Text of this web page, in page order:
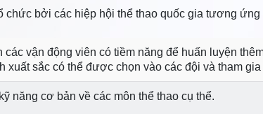
chức bởi các hiệp hội thể thao quốc gia tương
các vận động viên có tiềm năng để huấn luyện
xuất sắc có thể được chọn vào các đội và tham
năng cơ bản về các môn thể thao cụ thể.